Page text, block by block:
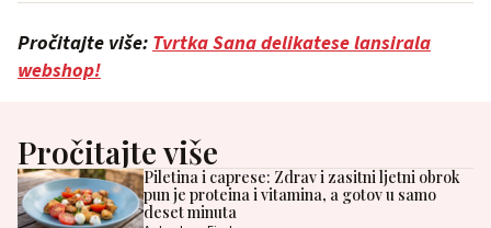
Pročitajte više:Tvrtka Sana delikatese lansirala
webshop!
Pročitajte više
Piletina i caprese: Zdrav i zasitni ljetni obrok
pun je proteina i vitamina, a gotov u samo
deset minuta